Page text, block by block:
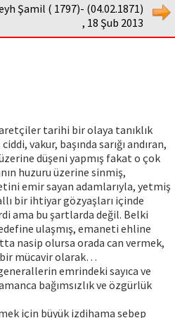
Şamil ( 1797)- (04.02.1871)
, 18 Şub 2013
tarihi bir olaya tanıklık
vakur, başında sarığı andıran,
düşeni yapmış fakat o çok
huzuru üzerine sinmiş,
emir sayan adamlarıyla, yetmiş
bir ihtiyar gözyaşları içinde
ama bu şartlarda değil. Belki
ulaşmış, emaneti ehline
nasip olursa orada can vermek,
bir mücavir olarak…
emrindeki sayıca ve
bağımsızlık ve özgürlük
için büyük izdihama sebep